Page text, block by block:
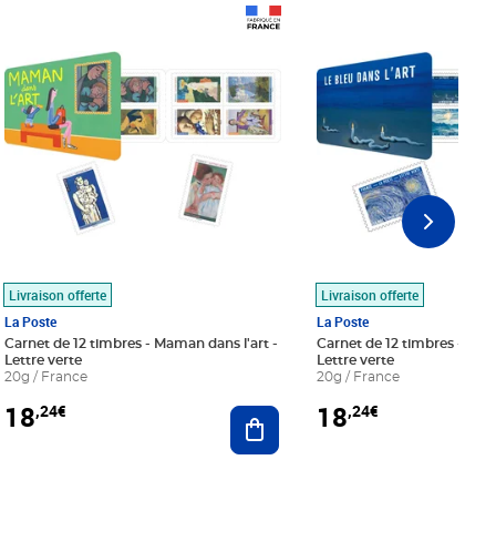
au panier
Livraison offerte
La Poste
Carnet de 12 timbres - Maman dans l'art -
Lettre verte
20g / France
18,24€ Ajouter au panier
Livraison offerte
La Poste
Carnet de 12 timbres - Le
Lettre verte
20g / France
18,24€